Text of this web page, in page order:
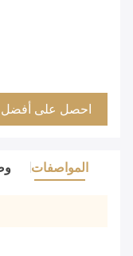
احصل على
المواصفات